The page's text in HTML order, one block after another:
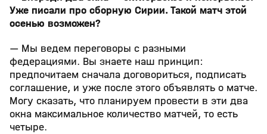
Уже писали про сборную Сирии. Такой матч этой
осенью возможен?
— Мы ведем переговоры с разными
федерациями. Вы знаете наш принцип:
предпочитаем сначала договориться, подписать
соглашение, и уже после этого объявлять о матче.
Могу сказать, что планируем провести в эти два
окна максимальное количество матчей, то есть
четыре.